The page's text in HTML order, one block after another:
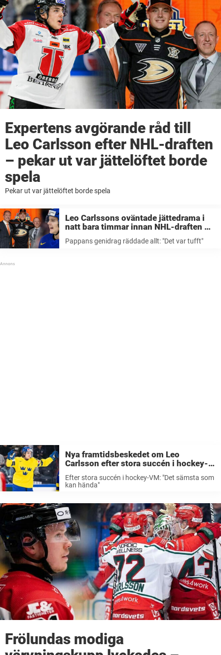
Expertens avgörande råd till
Leo Carlsson efter NHL-draften
– pekar ut var jättelöftet borde
spela
Pekar ut var jättelöftet borde spela
Leo Carlssons oväntade jättedrama i
natt bara timmar innan NHL-draften –
pappans genidrag räddade allt
Pappans genidrag räddade allt: "Det var tufft"
Nya framtidsbeskedet om Leo
Carlsson efter stora succén i hockey-
VM: ”Det sämsta som kan hända”
Efter stora succén i hockey-VM: "Det sämsta som
kan hända"
Frölundas modiga